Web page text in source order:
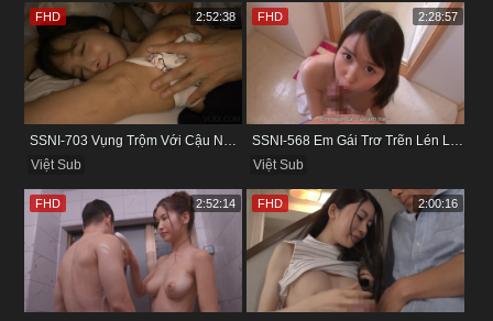
SSNI-703 Vụng Trộm Với Cậu Nhân Viên Ngay Bên Cạnh Chồng
Việt Sub
FHD 2:52:38
SSNI-568 Em Gái Trơ Trẽn Lén Lút Vụng Trộm Với Bồ Của Chị
Việt Sub
FHD 2:28:57
FHD 2:52:14 FHD 2:00:16